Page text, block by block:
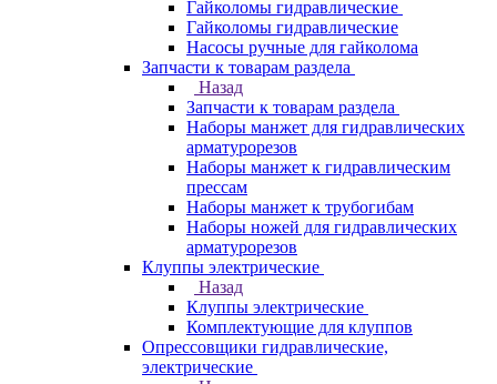
Гайколомы гидравлические
Гайколомы гидравлические
Насосы ручные для гайколома
Запчасти к товарам раздела
Назад
Запчасти к товарам раздела
Наборы манжет для гидравлических
арматурорезов
Наборы манжет к гидравлическим
прессам
Наборы манжет к трубогибам
Наборы ножей для гидравлических
арматурорезов
Клуппы электрические
Назад
Клуппы электрические
Комплектующие для клуппов
Опрессовщики гидравлические,
электрические